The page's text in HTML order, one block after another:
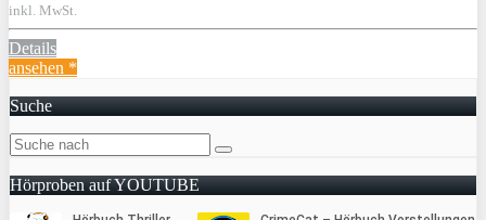
inkl. MwSt.
Details
ansehen *
Suche
Hörproben auf YOUTUBE